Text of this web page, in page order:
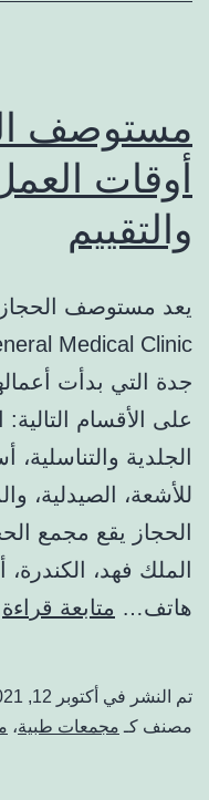
مستوصف
أوقات
والتقييم
يعد مستوصف
على الأقسام التالية:
الجلدية والتناسلية،
للأشعة، الصيدلية،
الحجاز يقع مجمع
الملك فهد،
هاتف… متابعة قراءة
تم النشر في أكتوبر 12, 2021
مصنف كـ مجمعات طبية،